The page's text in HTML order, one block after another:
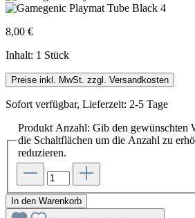
8,00 €
Inhalt: 1 Stück
Preise inkl. MwSt. zzgl. Versandkosten
Sofort verfügbar, Lieferzeit: 2-5 Tage
Produkt Anzahl: Gib den gewünschten
die Schaltflächen um die Anzahl zu
reduzieren.
In den Warenkorb